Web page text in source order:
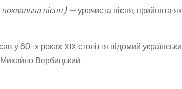
похвальна пісня) —урочиста пісня, прийнята
у 60-х роках XIX століття відомий
Вербицький.